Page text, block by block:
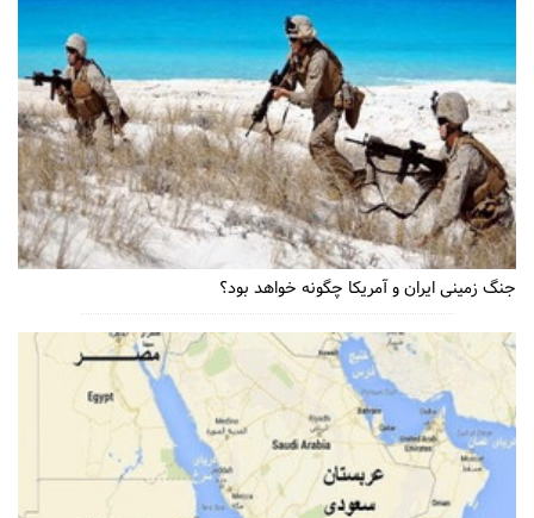
جنگ زمینی ایران و آمریکا چگونه خواهد بود؟